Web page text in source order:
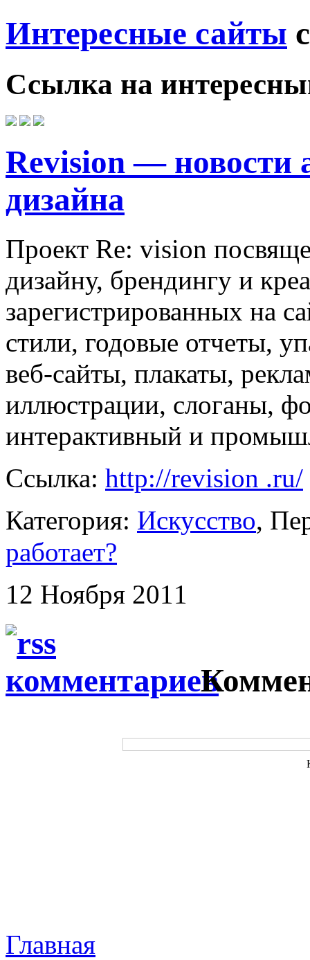
Интересные сайты
Ссылка на
Revision — новости
дизайна
Проект Re: vision
дизайну, брендингу и
зарегистрированных на
стили, годовые отчеты,
веб-сайты, плакаты,
иллюстрации, слоганы,
интерактивный и
Ссылка: http://revision .ru/
Категория: Искусство ,
работает?
12 Ноября 2011
Главная